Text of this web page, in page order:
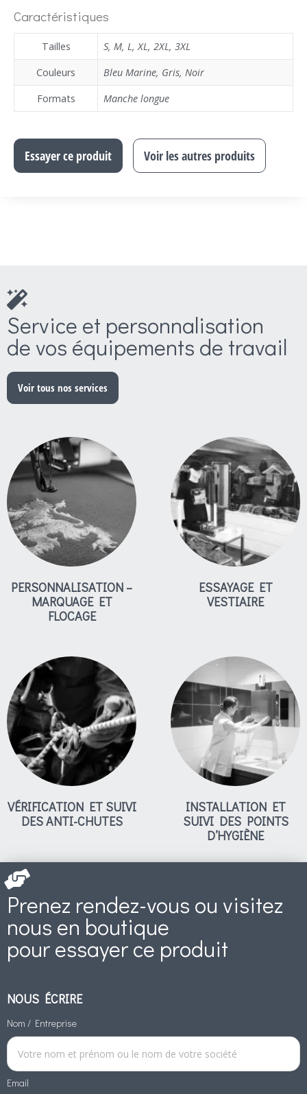
Caractéristiques
Tailles S, M, L,XL, 2XL, 3XL
Couleurs
Bleu Marine, Gris, Noir
Formats
Manche longue
Essayer ce produit Voir les autres produits
Service et personnalisation
de vos équipements de travail
Voir tous nos services
PERSONNALISATION –
MARQUAGE ET
FLOCAGE
ESSAYAGE ET
VESTIAIRE
VÉRIFICATION ET SUIVI
DES ANTI-CHUTES
INSTALLATION ET
SUIVI DES POINTS
D’HYGIÈNE
Prenez rendez-vous ou visitez
nous en boutique
pour essayer ce produit
NOUS ÉCRIRE
Nom / Entreprise
Email